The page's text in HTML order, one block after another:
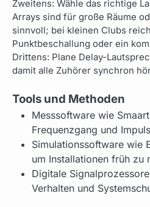
Zweitens: Wähle das richtige
Arrays sind für große Räume
sinnvoll; bei kleinen Clubs
Punktbeschallung oder ein
Drittens: Plane Delay-
damit alle Zuhörer synchron
Tools und Methoden
Messsoftware wie
Frequenzgang und
Simulationssoftware wie
um Installationen früh zu
Digitale
Verhalten und